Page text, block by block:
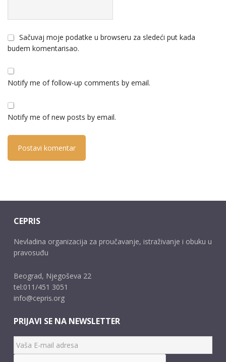
Sačuvaj moje podatke u browseru za sledeći put kada
budem komentarisao.
Notify me of follow-up comments by email.
Notify me of new posts by email.
CEPRIS
Nevladina organizacija za proučavanje, istraživanje i obuku u
pravosuđu
Beograd, Njegoševa 22
tel:011/451 3051
info@cepris.org
PRIJAVI SE NA NEWSLETTER